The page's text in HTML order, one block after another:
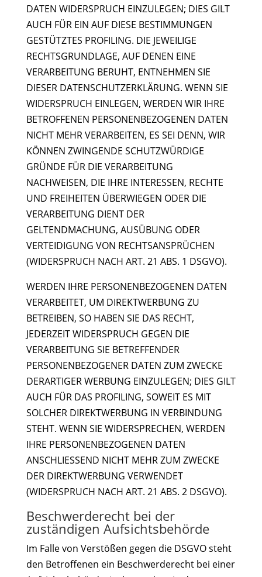
DATEN WIDERSPRUCH EINZULEGEN; DIES GILT
AUCH FÜR EIN AUF DIESE BESTIMMUNGEN
GESTÜTZTES PROFILING. DIE JEWEILIGE
RECHTSGRUNDLAGE, AUF DENEN EINE
VERARBEITUNG BERUHT, ENTNEHMEN SIE
DIESER DATENSCHUTZERKLÄRUNG. WENN SIE
WIDERSPRUCH EINLEGEN, WERDEN WIR IHRE
BETROFFENEN PERSONENBEZOGENEN DATEN
NICHT MEHR VERARBEITEN, ES SEI DENN, WIR
KÖNNEN ZWINGENDE SCHUTZWÜRDIGE
GRÜNDE FÜR DIE VERARBEITUNG
NACHWEISEN, DIE IHRE INTERESSEN, RECHTE
UND FREIHEITEN ÜBERWIEGEN ODER DIE
VERARBEITUNG DIENT DER
GELTENDMACHUNG, AUSÜBUNG ODER
VERTEIDIGUNG VON RECHTSANSPRÜCHEN
(WIDERSPRUCH NACH ART. 21 ABS. 1 DSGVO).
WERDEN IHRE PERSONENBEZOGENEN DATEN
VERARBEITET, UM DIREKTWERBUNG ZU
BETREIBEN, SO HABEN SIE DAS RECHT,
JEDERZEIT WIDERSPRUCH GEGEN DIE
VERARBEITUNG SIE BETREFFENDER
PERSONENBEZOGENER DATEN ZUM ZWECKE
DERARTIGER WERBUNG EINZULEGEN; DIES GILT
AUCH FÜR DAS PROFILING, SOWEIT ES MIT
SOLCHER DIREKTWERBUNG IN VERBINDUNG
STEHT. WENN SIE WIDERSPRECHEN, WERDEN
IHRE PERSONENBEZOGENEN DATEN
ANSCHLIESSEND NICHT MEHR ZUM ZWECKE
DER DIREKTWERBUNG VERWENDET
(WIDERSPRUCH NACH ART. 21 ABS. 2 DSGVO).
Beschwerderecht bei der
zuständigen Aufsichtsbehörde
Im Falle von Verstößen gegen die DSGVO steht
den Betroffenen ein Beschwerderecht bei einer